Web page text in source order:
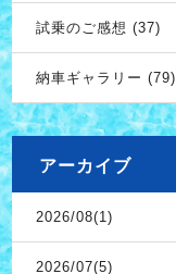
試乗のご感想 (37)
納車ギャラリー (79)
アーカイブ
2026/08(1)
2026/07(5)